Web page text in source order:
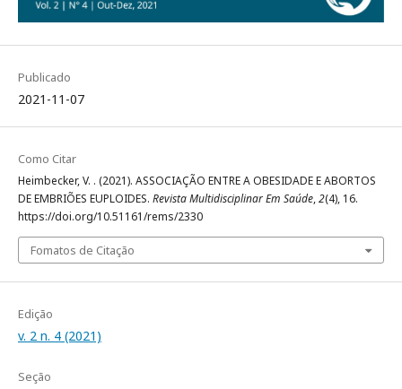
Publicado
2021-11-07
Como Citar
Heimbecker, V. . (2021). ASSOCIAÇÃO ENTRE A OBESIDADE E ABORTOS
DE EMBRIÕES EUPLOIDES. Revista Multidisciplinar Em Saúde,2(4), 16.
https://doi.org/10.51161/rems/2330
Fomatos de Citação
Edição
v. 2 n. 4 (2021)
Seção